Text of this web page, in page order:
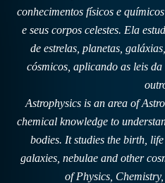
conhecimentos físicos e
e seus corpos celestes. Ela
de estrelas, planetas,
cósmicos, aplicando as leis
Astrophysics is an area of
chemical knowledge to
bodies. It studies the birth,
galaxies, nebulae and other
of Physics,